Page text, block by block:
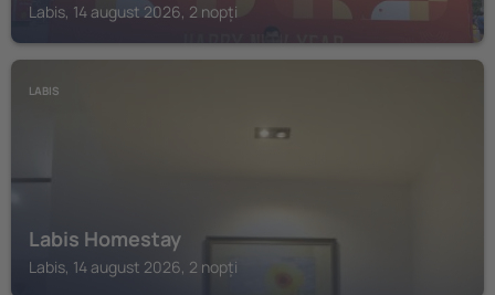
Labis, 14 august 2026, 2 nopți
LABIS
Labis Homestay
Labis, 14 august 2026, 2 nopți